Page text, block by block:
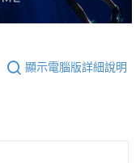
顯示電腦版詳細說明